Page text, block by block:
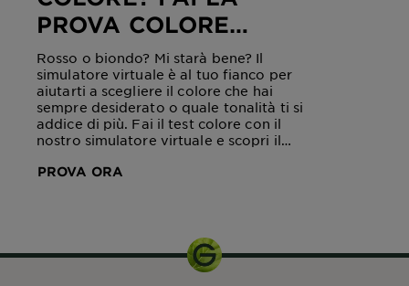
PROVA COLORE
ONLINE!
Rosso o biondo? Mi starà bene? Il
simulatore virtuale è al tuo fianco per
aiutarti a scegliere il colore che hai
sempre desiderato o quale tonalità ti si
addice di più. Fai il test colore con il
nostro simulatore virtuale e scopri il
PROVA ORA